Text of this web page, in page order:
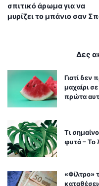
σπιτικό άρωμα για να
μυρίζει το μπάνιο σαν
Δες
Γιατί δεν
μαχαίρι
πρώτα
Τι
φυτά – Το
«Φίλτρο»